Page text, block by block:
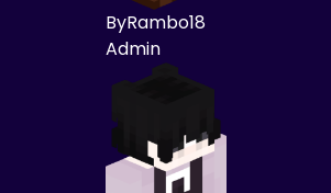
ByRambo18
Admin